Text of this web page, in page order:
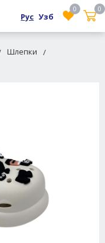
0
0
Рус Узб
Шлепки